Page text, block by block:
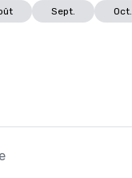
Sept. Oct.